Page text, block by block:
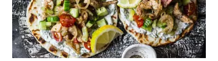
akkurat
nå
-